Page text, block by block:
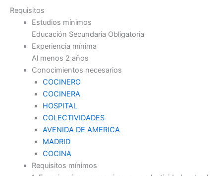
Requisitos
Estudios mínimos
Educación Secundaria Obligatoria
Experiencia mínima
Al menos 2 años
Conocimientos necesarios
COCINERO
COCINERA
HOSPITAL
COLECTIVIDADES
AVENIDA DE AMERICA
MADRID
COCINA
Requisitos mínimos